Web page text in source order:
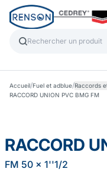
Accueil/Fuel et adblue/Raccords
RACCORD UNION PVC BMG FM
RACCORD
FM 50 x 1''1/2